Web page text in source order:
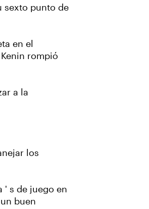
sexto punto de
en el
rompió
a la
los
' s de juego en
buen